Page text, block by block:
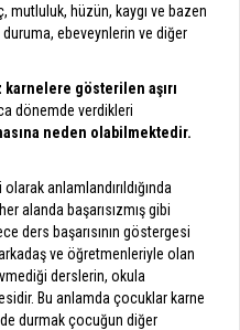
mutluluk, hüzün, kaygı ve bazen
duruma, ebeveynlerin ve diğer
karnelere gösterilen aşırı
dönemde verdikleri
neden olabilmektedir.
anlamlandırıldığında
alanda başarısızmış gibi
ders başarısının göstergesi
ve öğretmenleriyle olan
derslerin, okula
Bu anlamda çocuklar karne
durmak çocuğun diğer